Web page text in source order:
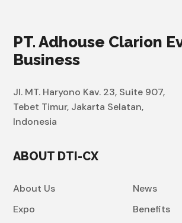
PT. Adhouse Clarion
Business
Jl. MT. Haryono Kav. 23, Suite 907,
Tebet Timur, Jakarta Selatan,
Indonesia
ABOUT DTI-CX
About Us
Expo
News
Benefits